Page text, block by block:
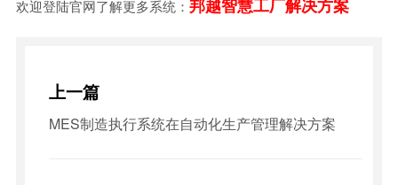
欢迎登陆官网了解更多系统： 邦越智慧工厂解决方案
上一篇
MES制造执行系统在自动化生产管理解决方案